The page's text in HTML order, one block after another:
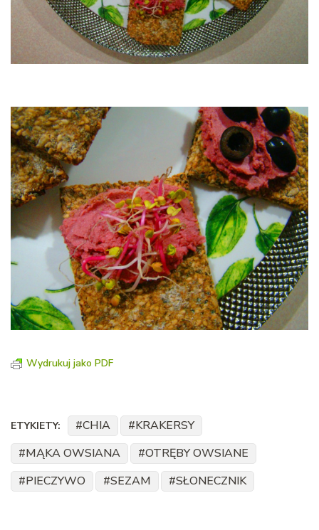
Wydrukuj jako PDF
ETYKIETY: CHIA
KRAKERSY
MĄKA OWSIANA
OTRĘBY OWSIANE
PIECZYWO
SEZAM SŁONECZNIK